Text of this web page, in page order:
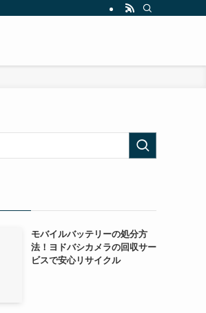
モバイルバッテリーの処分方
法！ヨドバシカメラの回収サー
ビスで安心リサイクル